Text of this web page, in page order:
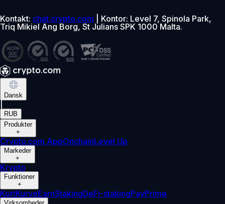
Kontakt: chat.crypto.com | Kontor: Level 7, Spinola Park,
Triq Mikiel Ang Borg, St Julians SPK 1000 Malta.
Dansk
RUB
Produkter
+
Crypto.com AppOnchainLevel Up
Markeder
+
Krypto
Funktioner
+
KortKurveEarnStakingDeFi-stakingPayPrime